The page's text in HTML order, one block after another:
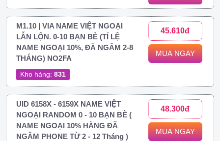
M1.10 | VIA NAME VIỆT NGOẠI
LẪN LỘN. 0-10 BẠN BÈ (TỈ LỆ
NAME NGOẠI 10%, ĐÃ NGÂM 2-8
THÁNG) NO2FA
Kho hàng: 831
45.610đ
MUA NGAY
UID 6158X - 6159X NAME VIỆT
NGOẠI RANDOM 0 - 10 BẠN BÈ (
NAME NGOẠI 10% HÀNG ĐÃ
NGÂM PHONE TỪ 2 - 12 Tháng )
48.300đ
MUA NGAY